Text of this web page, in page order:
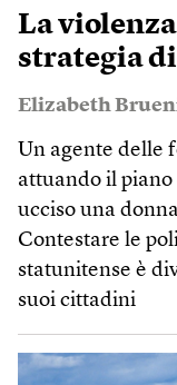
La
strategia
Elizabeth
Un agente delle
attuando il
ucciso una
Contestare le
statunitense è
suoi cittadini